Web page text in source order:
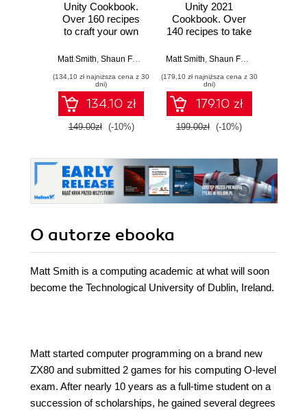
Unity Cookbook.
Over 160 recipes
to craft your own
Unity 2023 - Fifth
Matt Smith, Shaun Ferns Sinéad Murphy
(134,10 zł najniższa cena z 30
dni)
134.10 zł
149.00zł (-10%)
Unity 2021
Cookbook. Over
140 recipes to take
development skills
Fourth Edition
Matt Smith, Shaun Ferns
(179,10 zł najniższa cena z 30
dni)
179.10 zł
199.00zł (-10%)
O autorze ebooka
Matt Smith is a computing academic at what will soon
become the Technological University of Dublin, Ireland.
Matt started computer programming on a brand new
ZX80 and submitted 2 games for his computing O-level
exam. After nearly 10 years as a full-time student on a
succession of scholarships, he gained several degrees